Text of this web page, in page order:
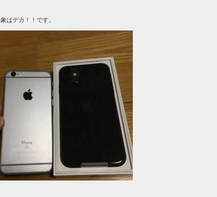
はデカ！！です。